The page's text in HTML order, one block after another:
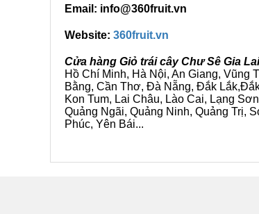
Email: info@360fruit.vn
Website: 360fruit.vn
Cửa hàng Giỏ trái cây Chư Sê Gia
Hồ Chí Minh, Hà Nội, An Giang,
Bằng, Cần Thơ, Đà Nẵng, Đắk
Kon Tum, Lai Châu, Lào Cai, Lạng
Quảng Ngãi, Quảng Ninh, Quảng Trị,
Phúc, Yên Bái...